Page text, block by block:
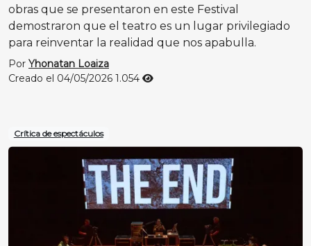
obras que se presentaron en este Festival
demostraron que el teatro es un lugar privilegiado
para reinventar la realidad que nos apabulla.
Por Yhonatan Loaiza
Creado el 04/05/2026 1.054
Crítica de espectáculos